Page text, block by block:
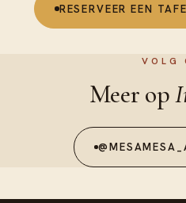
RESERVEER EEN
VOLG
Meer op